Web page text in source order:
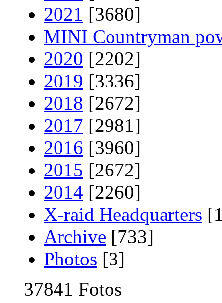
2021 [3680]
MINI Countryman
2020 [2202]
2019 [3336]
2018 [2672]
2017 [2981]
2016 [3960]
2015 [2672]
2014 [2260]
X-raid Headquarters
Archive [733]
Photos [3]
37841 Fotos